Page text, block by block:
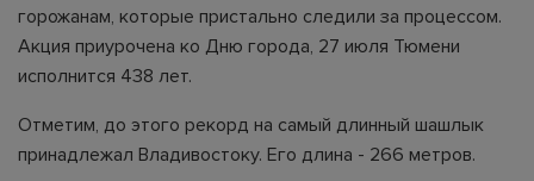
горожанам, которые пристально следили за процессом.
Акция приурочена ко Дню города, 27 июля Тюмени
исполнится 438 лет.
Отметим, до этого рекорд на самый длинный шашлык
принадлежал Владивостоку. Его длина - 266 метров.